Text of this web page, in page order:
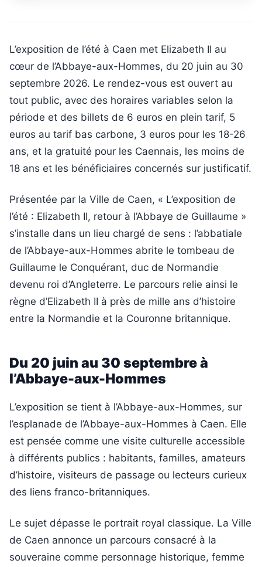
L’exposition de l’été à Caen met Elizabeth II au
cœur de l’Abbaye-aux-Hommes, du 20 juin au 30
septembre 2026. Le rendez-vous est ouvert au
tout public, avec des horaires variables selon la
période et des billets de 6 euros en plein tarif, 5
euros au tarif bas carbone, 3 euros pour les 18-26
ans, et la gratuité pour les Caennais, les moins de
18 ans et les bénéficiaires concernés sur justificatif.
Présentée par la Ville de Caen, « L’exposition de
l’été : Elizabeth II, retour à l’Abbaye de Guillaume »
s’installe dans un lieu chargé de sens : l’abbatiale
de l’Abbaye-aux-Hommes abrite le tombeau de
Guillaume le Conquérant, duc de Normandie
devenu roi d’Angleterre. Le parcours relie ainsi le
règne d’Elizabeth II à près de mille ans d’histoire
entre la Normandie et la Couronne britannique.
Du 20 juin au 30 septembre à
l’Abbaye-aux-Hommes
L’exposition se tient à l’Abbaye-aux-Hommes, sur
l’esplanade de l’Abbaye-aux-Hommes à Caen. Elle
est pensée comme une visite culturelle accessible
à différents publics : habitants, familles, amateurs
d’histoire, visiteurs de passage ou lecteurs curieux
des liens franco-britanniques.
Le sujet dépasse le portrait royal classique. La Ville
de Caen annonce un parcours consacré à la
souveraine comme personnage historique, femme